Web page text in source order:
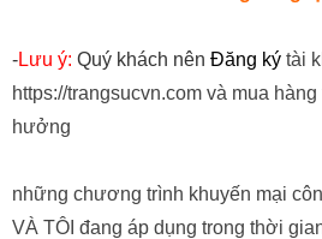
-Lưu ý: Quý khách nên Đăng ký tài
https://trangsucvn.com và mua
hưởng
những chương trình khuyến mại
VÀ TÔI đang áp dụng trong thời